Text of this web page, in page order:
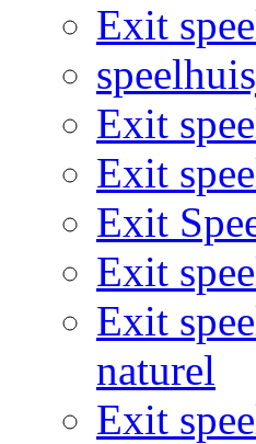
Exit
Exit
Exit
Exit
Exit
Exit
naturel
Exit